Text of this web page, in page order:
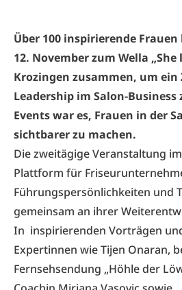
Über 100 inspirierende
12. November zum Wella „She
Krozingen zusammen, um ein
Leadership im Salon-Business
Events war es, Frauen in der
sichtbarer zu machen.
Die zweitägige Veranstaltung
Plattform für
Führungspersönlichkeiten und
gemeinsam an ihrer
In inspirierenden Vorträgen
Expertinnen wie Tijen Onaran,
Fernsehsendung „Höhle der